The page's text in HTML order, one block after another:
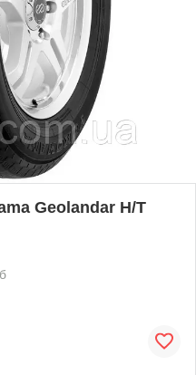
Geolandar H/T